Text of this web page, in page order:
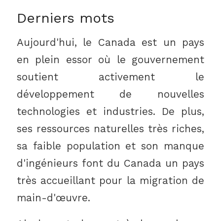
Derniers mots
Aujourd'hui, le Canada est un pays
en plein essor où le gouvernement
soutient activement le
développement de nouvelles
technologies et industries. De plus,
ses ressources naturelles très riches,
sa faible population et son manque
d'ingénieurs font du Canada un pays
très accueillant pour la migration de
main-d'œuvre.